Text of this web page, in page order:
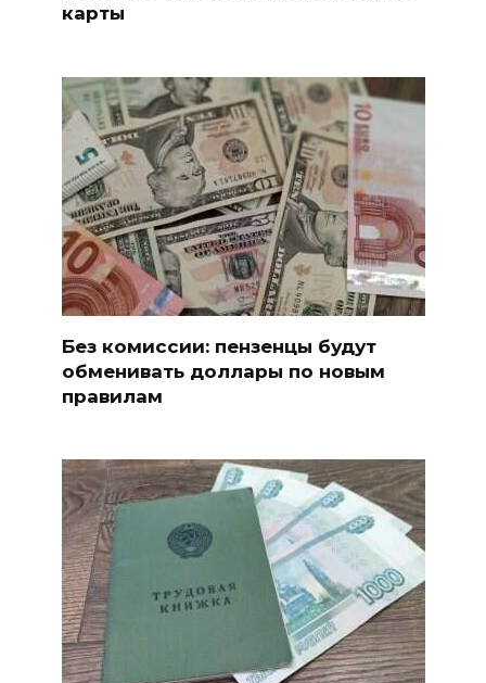
карты
Без комиссии: пензенцы будут
обменивать доллары по новым
правилам